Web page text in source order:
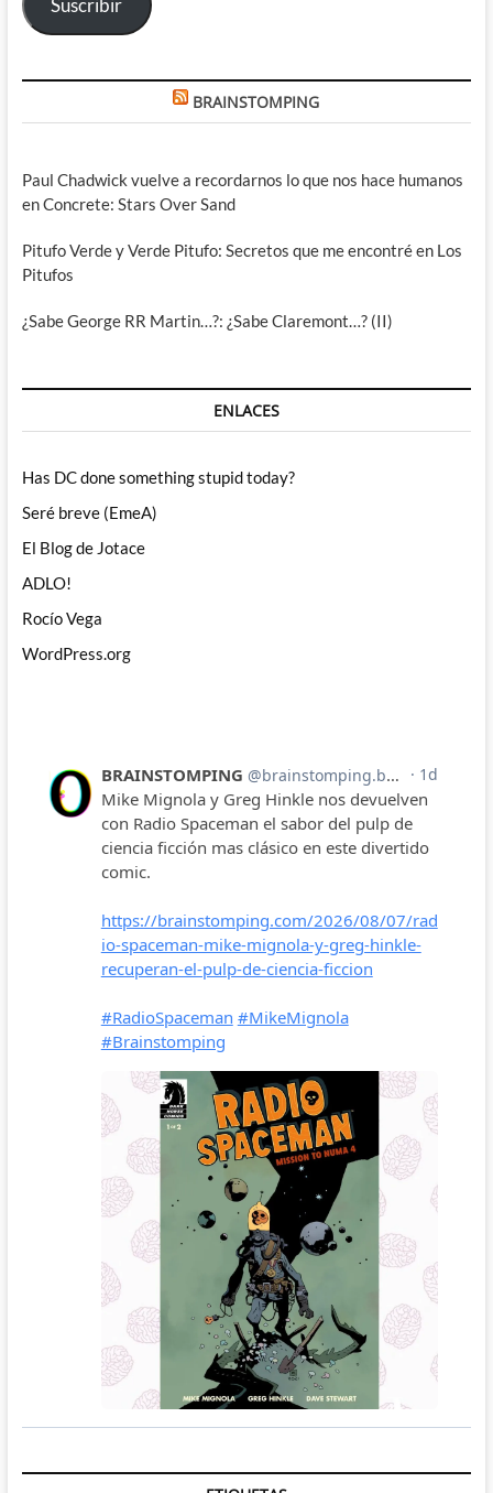
Suscribir
BRAINSTOMPING
Paul Chadwick vuelve a recordarnos lo que nos hace humanos
en Concrete: Stars Over Sand
Pitufo Verde y Verde Pitufo: Secretos que me encontré en Los
Pitufos
¿Sabe George RR Martin…?: ¿Sabe Claremont…? (II)
ENLACES
Has DC done something stupid today?
Seré breve (EmeA)
El Blog de Jotace
ADLO!
Rocío Vega
WordPress.org